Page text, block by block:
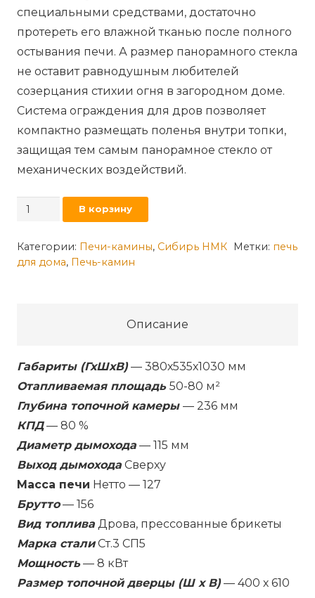
специальными средствами, достаточно
протереть его влажной тканью после полного
остывания печи. А размер панорамного стекла
не оставит равнодушным любителей
созерцания стихии огня в загородном доме.
Система ограждения для дров позволяет
компактно размещать поленья внутри топки,
защищая тем самым панорамное стекло от
механических воздействий.
Количество
Печь-
камин
В корзину
Категории: Печи-камины, Сибирь НМК Метки: печь
для дома, Печь-камин
Описание
Габариты (ГхШхВ)— 380х535х1030 мм
Отапливаемая площадь 50-80 м²
Глубина топочной камеры — 236 мм
КПД— 80 %
Диаметр дымохода — 115 мм
Выход дымохода Сверху
Масса печи Нетто — 127
Брутто— 156
Вид топлива Дрова, прессованные брикеты
Марка сталиСт.3 СП5
Мощность— 8 кВт
Размер топочной дверцы (Ш х В)— 400 х 610